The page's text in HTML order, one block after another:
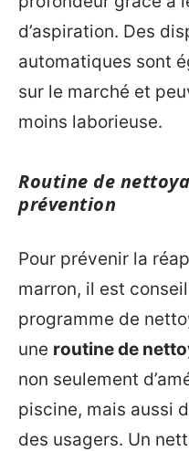
d’aspiration. Des
automatiques sont
sur le marché et
moins laborieuse.
Routine de
prévention
Pour prévenir la
marron, il est
programme de
une routine de
non seulement
piscine, mais aussi
des usagers. Un